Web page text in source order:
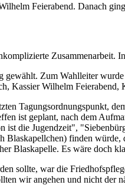
Feierabend. Danach
gewählt. Zum Wahlleiter
Kassier Wilhelm
Tagungsordnungspunkt,
ist geplant, nach dem
die Jugendzeit",
Blaskapellchen) finden
Blaskapelle. Es wäre doch
sollte, war die
wir angehen und nicht